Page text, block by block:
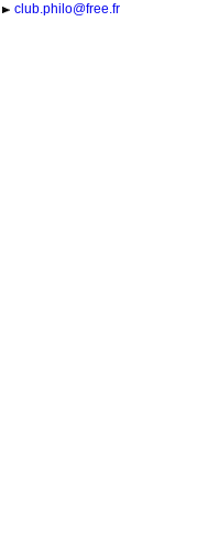
club.philo@free.fr